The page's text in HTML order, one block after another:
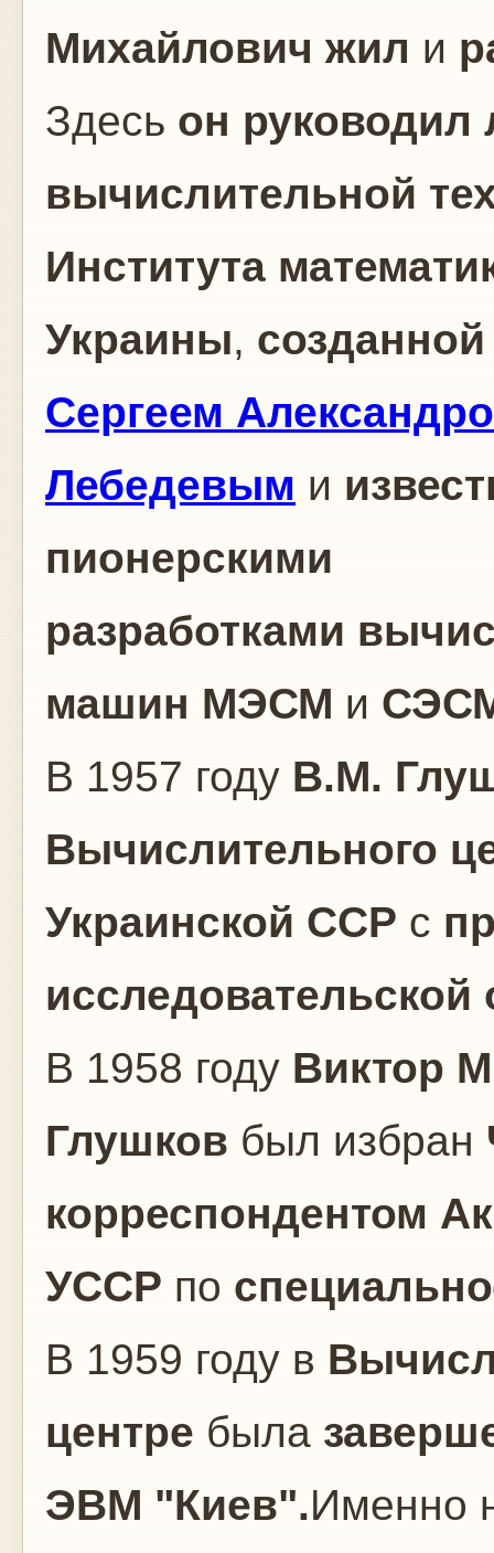
Михайлович жил и
Здесь он руководил
вычислительной
Института
Украины,
Сергеем
Лебедевым и
пионерскими
разработками
машин МЭСМ и
В 1957 году В.М.
Вычислительного
Украинской ССР с
исследовательской
В 1958 году Виктор
Глушков был избран
корреспондентом
УССР по
В 1959 году в
центре была
ЭВМ "Киев".Именно